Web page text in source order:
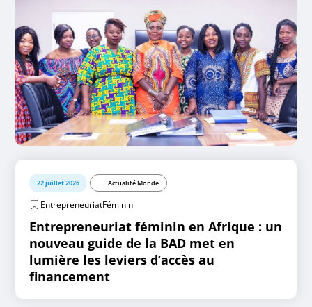
22 juillet 2026 Actualité Monde
EntrepreneuriatFéminin
Entrepreneuriat féminin en Afrique : un
nouveau guide de la BAD met en
lumière les leviers d’accès au
financement